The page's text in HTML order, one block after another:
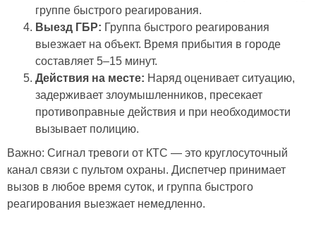
группе быстрого реагирования.
Выезд ГБР: Группа быстрого реагирования
выезжает на объект. Время прибытия в городе
составляет 5–15 минут.
Действия на месте: Наряд оценивает ситуацию,
задерживает злоумышленников, пресекает
противоправные действия и при необходимости
вызывает полицию.
Важно: Сигнал тревоги от КТС — это круглосуточный
канал связи с пультом охраны. Диспетчер принимает
вызов в любое время суток, и группа быстрого
реагирования выезжает немедленно.